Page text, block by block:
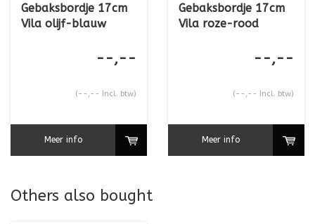
Gebaksbordje 17cm
Vila olijf-blauw
--,--
(--,-- Incl. btw)
Meer info
Gebaksbordje 17cm
Vila roze-rood
--,--
(--,-- Incl. btw)
Meer info
Others also bought